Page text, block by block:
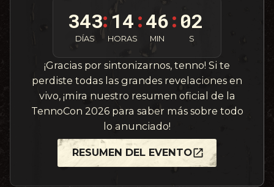
343
DÍAS
: 14
HORAS
:46
MIN
: 00
S
¡Gracias por sintonizarnos, tenno! Si te
perdiste todas las grandes revelaciones en
vivo, ¡mira nuestro resumen oficial de la
TennoCon 2026 para saber más sobre todo
lo anunciado!
RESUMEN DEL EVENTO